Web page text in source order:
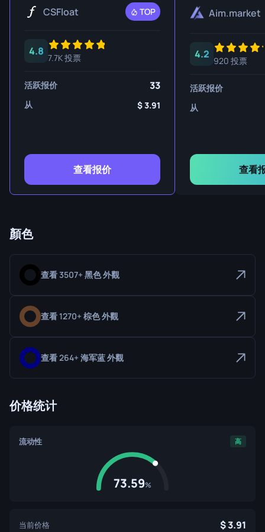
CSFloat TOP
4.8
7.7K 投票
活跃报价 33
从 3.91
查看报价
Aim.market
4.2
920 投票
活跃报价
从
查看
顏色
查看 3507+ 黑色 外觀
查看 1270+ 棕色 外觀
查看 264+ 海军蓝 外觀
价格统计
流动性 高
73.59%
当前价格 3.91